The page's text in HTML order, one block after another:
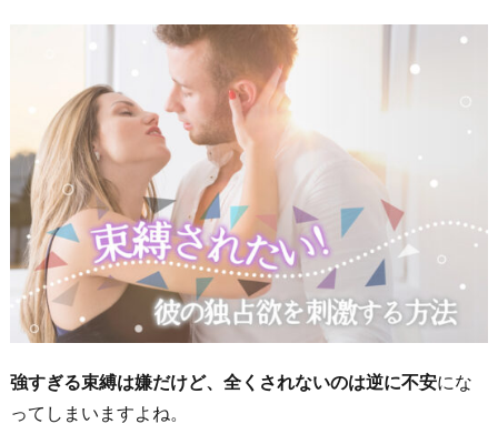
強すぎる束縛は嫌だけど、全くされないのは逆に不安にな
ってしまいますよね。